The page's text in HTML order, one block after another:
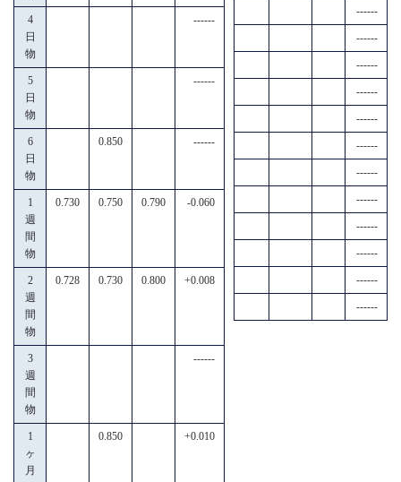
4
日
物
------
5
日
物
------
6
日
物
0.850 ------
1
週
間
物
0.730 0.750 0.790 -0.060
2
週
間
物
0.728 0.730 0.800 +0.008
3
週
間
物
------
1
ヶ
月
0.850 +0.010
------
------
------
------
------
------
------
------
------
------
------
------